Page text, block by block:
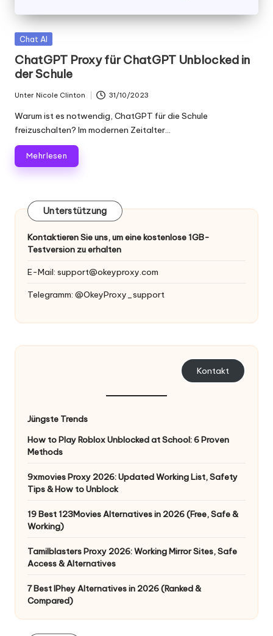
Gepostet
Chat AI
ChatGPT Proxy für ChatGPT Unblocked in
der Schule
von
Unter Nicole Clinton 31/10/2023
Warum ist es notwendig, ChatGPT für die Schule
freizuschalten? Im modernen Zeitalter...
Mehr lesen
Unterstützung
Kontaktieren Sie uns, um eine kostenlose 1GB-
Testversion zu erhalten
E-Mail: support@okeyproxy.com
Telegramm: @OkeyProxy_support
Kontakt
Jüngste Trends
How to Play Roblox Unblocked at School: 6 Proven
Methods
9xmovies Proxy 2026: Updated Working List, Safety
Tips & How to Unblock
19 Best 123Movies Alternatives in 2026 (Free, Safe &
Working)
Tamilblasters Proxy 2026: Working Mirror Sites, Safe
Access & Alternatives
7 Best IPhey Alternatives in 2026 (Ranked &
Compared)